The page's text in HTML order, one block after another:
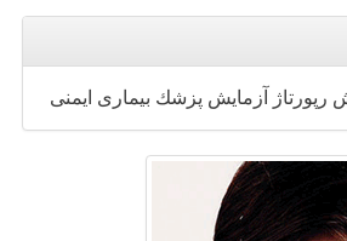
رپورتاژ آزمایش پزشك بیماری ایمنی